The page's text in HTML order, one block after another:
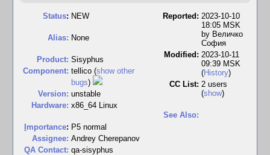
Status: NEW
Alias: None
Product: Sisyphus
Component: tellico (show other
bugs)
Version: unstable
Hardware: x86_64 Linux
mportance: P5 normal
Assignee: Andrey Cherepanov
QA Contact: qa-sisyphus
Reported: 2023-10-10
18:05 MSK
by Величко
София
Modified: 2023-10-11
09:39 MSK
(History)
CC List: 2 users
(show)
See Also: